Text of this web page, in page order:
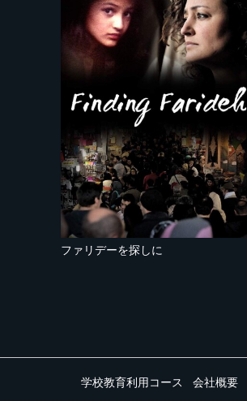
ファリデーを探しに
学校教育利用コース 会社概要